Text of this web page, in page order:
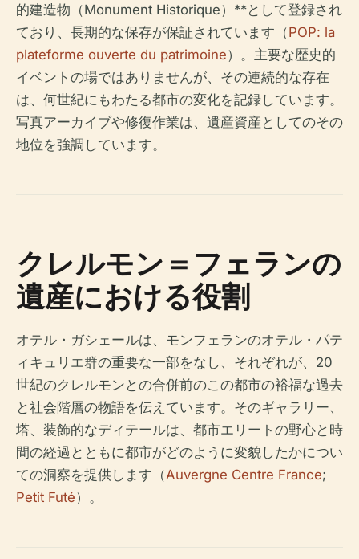
的建造物（Monument Historique）**として登録され
ており、長期的な保存が保証されています（POP: la
plateforme ouverte du patrimoine）。主要な歴史的
イベントの場ではありませんが、その連続的な存在
は、何世紀にもわたる都市の変化を記録しています。
写真アーカイブや修復作業は、遺産資産としてのその
地位を強調しています。
クレルモン＝フェランの
遺産における役割
オテル・ガシェールは、モンフェランのオテル・パテ
ィキュリエ群の重要な一部をなし、それぞれが、20
世紀のクレルモンとの合併前のこの都市の裕福な過去
と社会階層の物語を伝えています。そのギャラリー、
塔、装飾的なディテールは、都市エリートの野心と時
間の経過とともに都市がどのように変貌したかについ
ての洞察を提供します（Auvergne Centre France;
Petit Futé）。